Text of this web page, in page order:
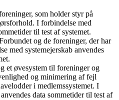
som holder styr på
I forbindelse med
til test af systemet.
og de foreninger, der har
med systemejerskab anvendes
et øvesystem til foreninger og
og minimering af fejl
i medlemssystemet. I
data sommetider til test af